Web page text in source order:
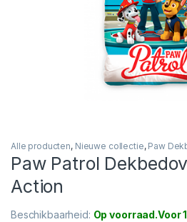
Alle producten, Nieuwe collectie, Paw
Paw Patrol
Action
Beschikbaarheid: Op voorraad